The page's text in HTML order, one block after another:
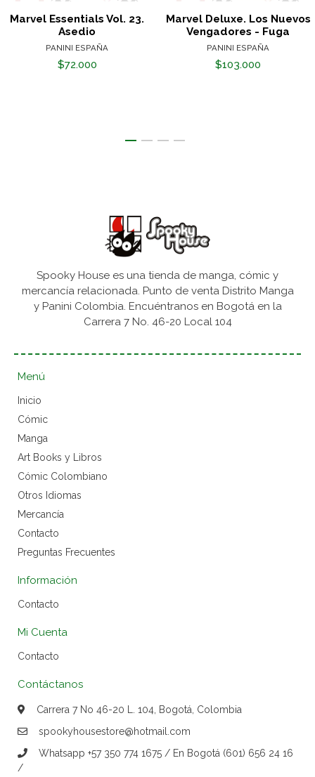
Marvel Essentials Vol. 23.
Asedio
PANINI ESPAÑA
$72.000
Marvel Deluxe. Los Nuevos
Vengadores - Fuga
PANINI ESPAÑA
$103.000
Spooky House es una tienda de manga, cómic y
mercancía relacionada. Punto de venta Distrito Manga
y Panini Colombia. Encuéntranos en Bogotá en la
Carrera 7 No. 46-20 Local 104
Menú
Inicio
Cómic
Manga
Art Books y Libros
Cómic Colombiano
Otros Idiomas
Mercancía
Contacto
Preguntas Frecuentes
Información
Contacto
Mi Cuenta
Contacto
Contáctanos
Carrera 7 No 46-20 L. 104, Bogotá, Colombia
spookyhousestore@hotmail.com
Whatsapp +57 350 774 1675 / En Bogotá (601) 656 24 16
/